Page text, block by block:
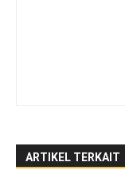
ARTIKEL TERKAIT